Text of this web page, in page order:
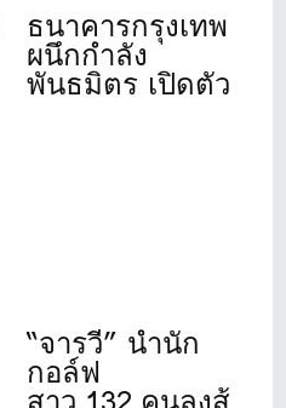
ธนาคารกรุงเทพ
ผนึกกำลัง
พันธมิตร เปิดตัว
“จารวี” นำนัก
กอล์ฟ